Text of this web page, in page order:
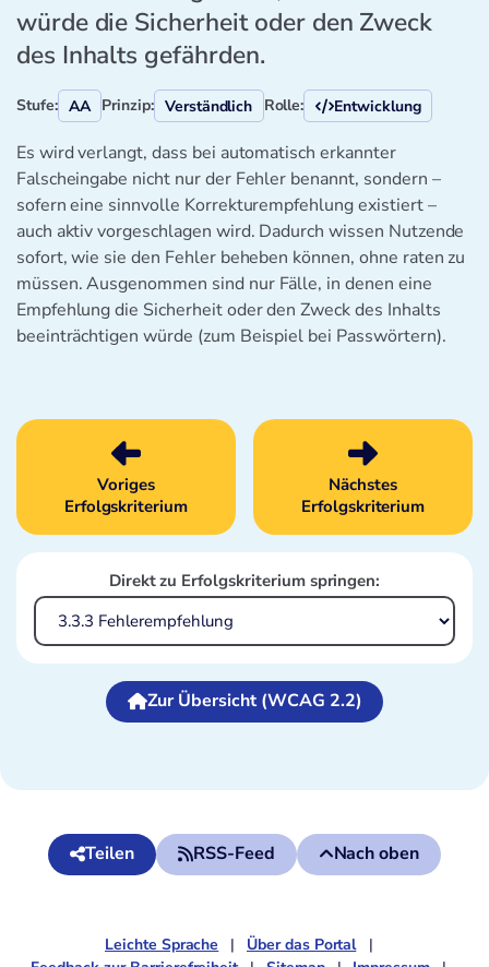
würde die Sicherheit oder den Zweck
des Inhalts gefährden.
Stufe: AA Prinzip: Verständlich Rolle: Entwicklung
Es wird verlangt, dass bei automatisch erkannter
Falscheingabe nicht nur der Fehler benannt, sondern –
sofern eine sinnvolle Korrektur­empfehlung existiert –
auch aktiv vorgeschlagen wird. Dadurch wissen Nutzende
sofort, wie sie den Fehler beheben können, ohne raten zu
müssen. Ausgenommen sind nur Fälle, in denen eine
Empfehlung die Sicherheit oder den Zweck des Inhalts
beeinträchtigen würde (zum Beispiel bei Passwörtern).
Voriges
Erfolgskriterium
Nächstes
Erfolgskriterium
Direkt zu Erfolgskriterium springen:
Zur Übersicht (WCAG 2.2)
Teilen RSS-Feed Nach oben
Leichte Sprache
Über das Portal